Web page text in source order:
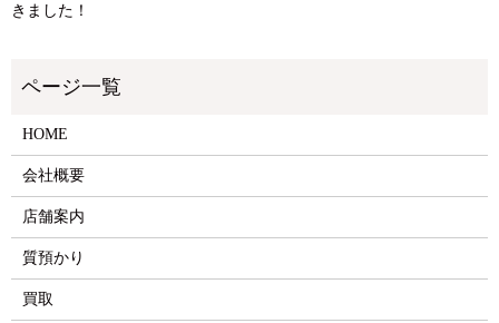
きました！
HOME
会社概要
店舗案内
質預かり
買取